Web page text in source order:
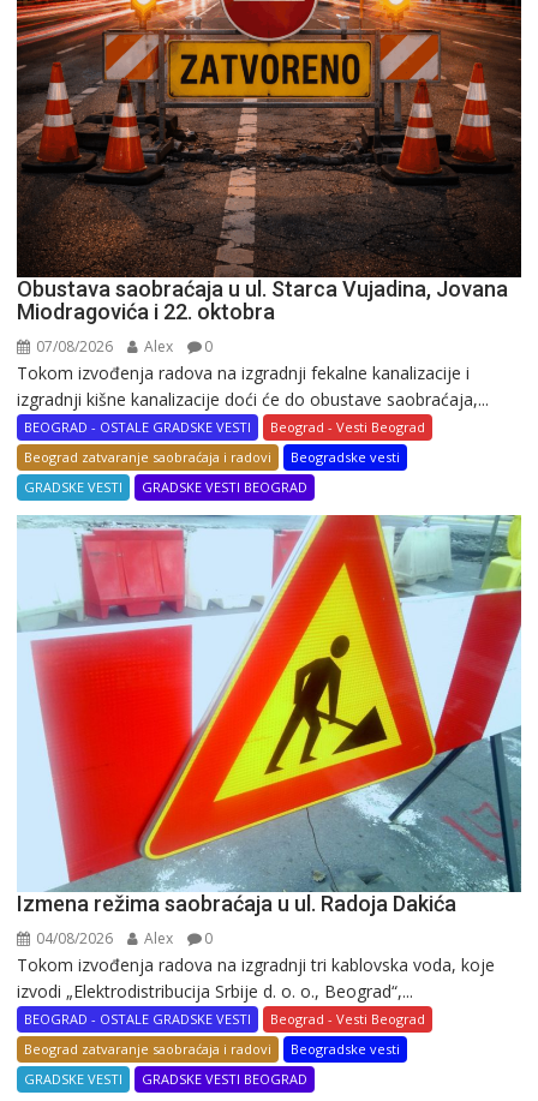
Obustava saobraćaja u ul. Starca Vujadina, Jovana
Miodragovića i 22. oktobra
07/08/2026 Alex 0
Tokom izvođenja radova na izgradnji fekalne kanalizacije i
izgradnji kišne kanalizacije doći će do obustave saobraćaja,...
BEOGRAD - OSTALE GRADSKE VESTI
Beograd - Vesti Beograd
Beograd zatvaranje saobraćaja i radovi
Beogradske vesti
GRADSKE VESTI
GRADSKE VESTI BEOGRAD
Izmena režima saobraćaja u ul. Radoja Dakića
04/08/2026 Alex 0
Tokom izvođenja radova na izgradnji tri kablovska voda, koje
izvodi „Elektrodistribucija Srbije d. o. o., Beograd“,...
BEOGRAD - OSTALE GRADSKE VESTI
Beograd - Vesti Beograd
Beograd zatvaranje saobraćaja i radovi
Beogradske vesti
GRADSKE VESTI
GRADSKE VESTI BEOGRAD